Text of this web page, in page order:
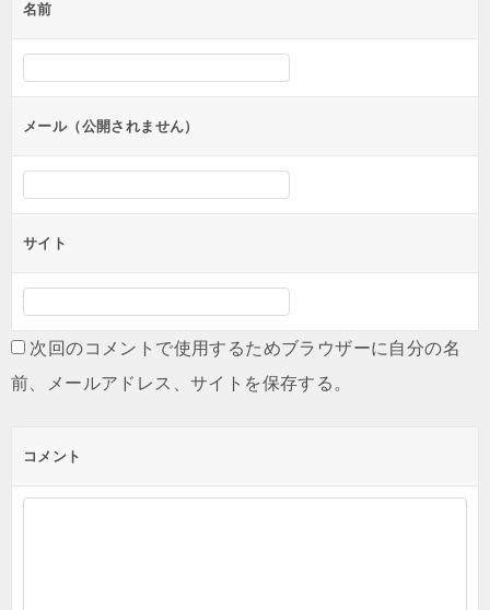
ー
シ
ン
名前
メール（公開されません）
サイト
次回のコメントで使用するためブラウザーに自分の名
前、メールアドレス、サイトを保存する。
コメント